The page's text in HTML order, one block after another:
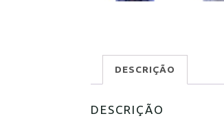
DESCRIÇÃO
DESCRIÇÃO